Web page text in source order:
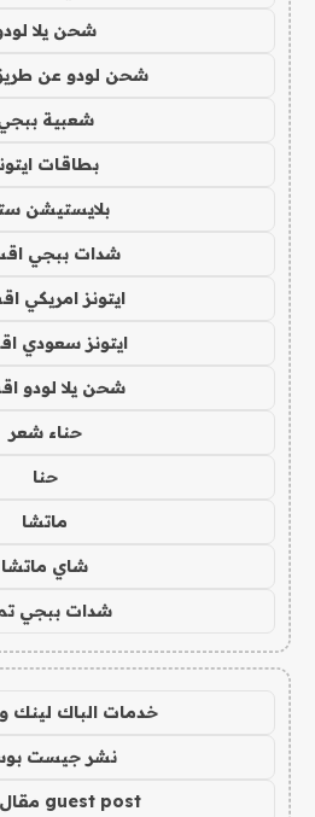
شحن يلا
شحن لودو عن طريق
شعبية
بطاقات
بلايستيشن
شدات ببجي
ايتونز امريكي
ايتونز سعودي
شحن يلا لودو
حناء شعر
حنا
ماتشا
شاي ماتشا
شدات ببجي
خدمات الباك لينك
نشر جيست
guest post مقال ضيف